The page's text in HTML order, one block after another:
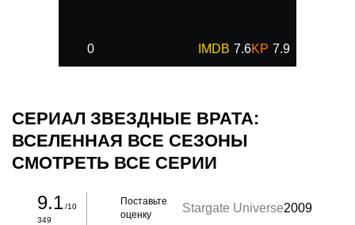
0 7.6 7.9
СЕРИАЛ ЗВЕЗДНЫЕ ВРАТА:
ВСЕЛЕННАЯ ВСЕ СЕЗОНЫ
СМОТРЕТЬ ВСЕ СЕРИИ
9.1/10
349
Поставьте
оценку
Stargate Universe2009